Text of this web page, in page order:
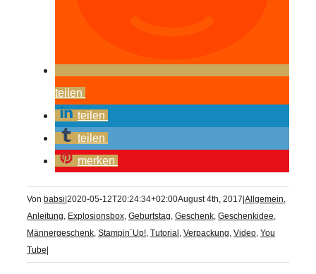
teilen
teilen
teilen
merken
Von babsi|2020-05-12T20:24:34+02:00August 4th, 2017|Allgemein,
Anleitung, Explosionsbox, Geburtstag, Geschenk, Geschenkidee,
Männergeschenk, Stampin´Up!, Tutorial, Verpackung, Video, You
Tube|